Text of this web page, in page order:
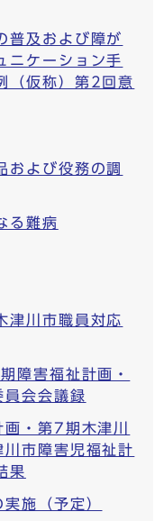
普及および障が
ニケーション手
（仮称）第2回意
および役務の調
る難病
津川市職員対応
障害福祉計画・
会会議録
・第7期木津川
市障害児福祉計
果
施（予定）